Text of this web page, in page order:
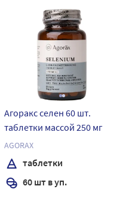
Агоракс селен 60 шт.
таблетки массой 250 мг
AGORAX
таблетки
60 шт в уп.